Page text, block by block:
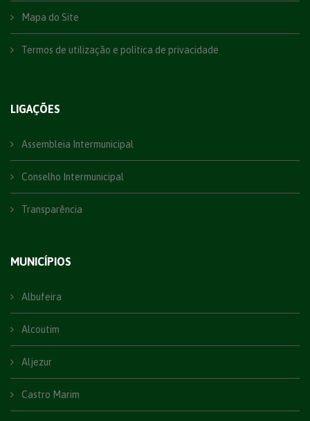
Mapa do Site
Termos de utilização e política de privacidade
LIGAÇÕES
Assembleia Intermunicipal
Conselho Intermunicipal
Transparência
MUNICÍPIOS
Albufeira
Alcoutim
Aljezur
Castro Marim